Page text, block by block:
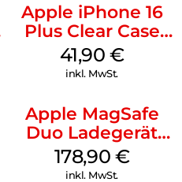
Apple iPhone 16
Plus Clear Case
MagSafe
Transparent
41,90 €
inkl. MwSt.
Apple MagSafe
Duo Ladegerät
Weiß
178,90 €
inkl. MwSt.